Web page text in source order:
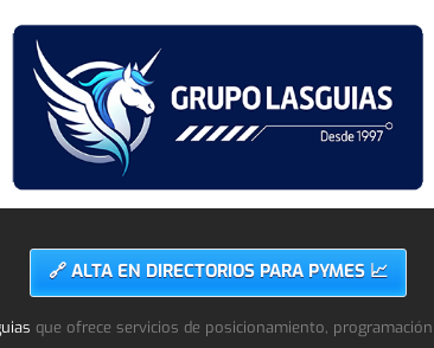
🔗 ALTA EN DIRECTORIOS PARA PYMES 📈
que ofrece servicios de posicionamiento,